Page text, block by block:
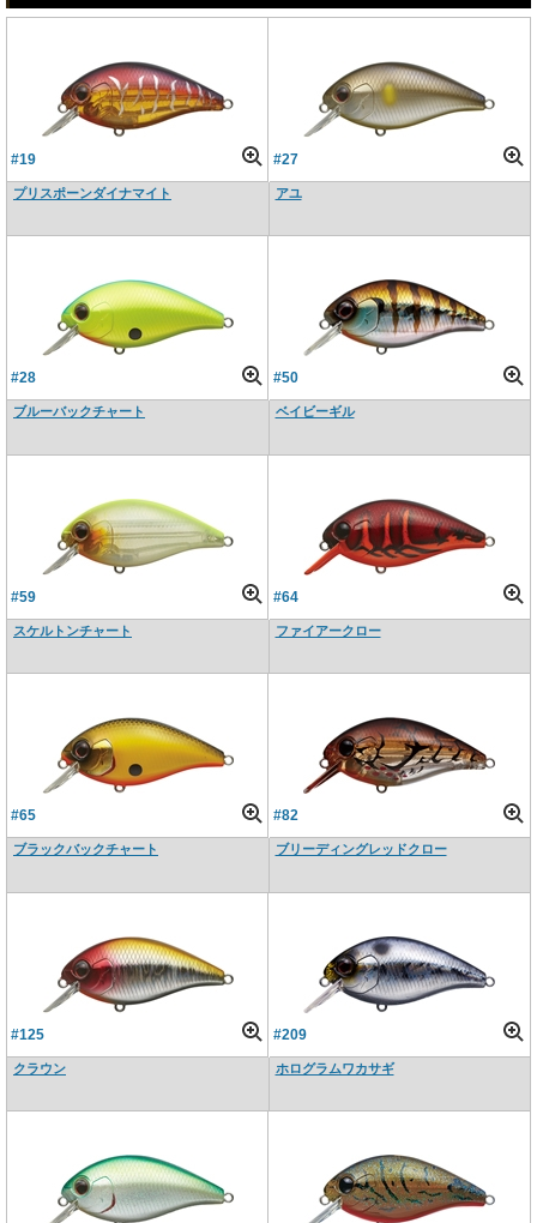
#19
プリスポーンダイナマイト
#27
アユ
#28
ブルーバックチャート
#50
ベイビーギル
#59
スケルトンチャート
#64
ファイアークロー
#65
ブラックバックチャート
#82
ブリーディングレッドクロー
#125
クラウン
#209
ホログラムワカサギ